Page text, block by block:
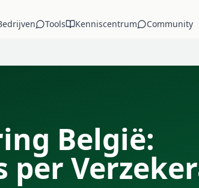
Tools Kenniscentrum Community
België:
per